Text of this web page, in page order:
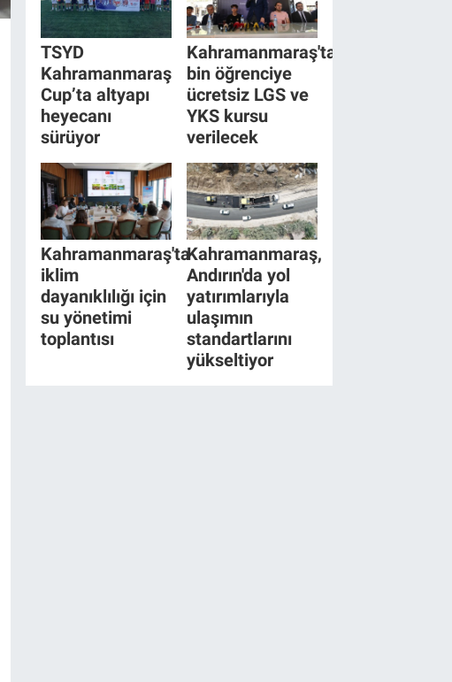
TSYD
Kahramanmaraş
Cup’ta altyapı
heyecanı
sürüyor
Kahramanmaraş'ta
bin öğrenciye
ücretsiz LGS ve
YKS kursu
verilecek
Kahramanmaraş'ta
iklim
dayanıklılığı için
su yönetimi
toplantısı
Kahramanmaraş,
Andırın'da yol
yatırımlarıyla
ulaşımın
standartlarını
yükseltiyor